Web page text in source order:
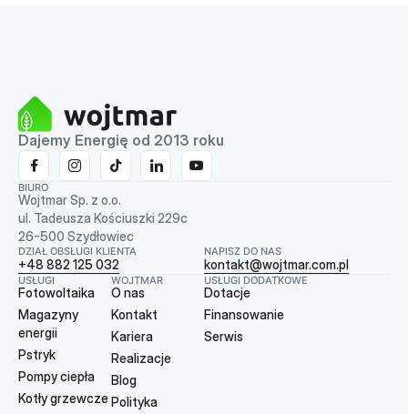
Dajemy Energię od 2013 roku
BIURO
Wojtmar Sp. z o.o.
ul. Tadeusza Kościuszki 229c
26-500 Szydłowiec
DZIAŁ OBSŁUGI KLIENTA
+48 882 125 032
NAPISZ DO NAS
kontakt@wojtmar.com.pl
USŁUGI
Fotowoltaika
Magazyny
energii
Pstryk
Pompy ciepła
Kotły grzewcze
WOJTMAR
O nas
Kontakt
Kariera
Realizacje
Blog
Polityka
USŁUGI DODATKOWE
Dotacje
Finansowanie
Serwis